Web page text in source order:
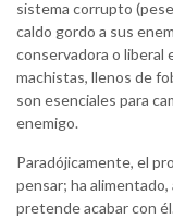
sistema corrupto
caldo gordo a sus
conservadora o liberal
machistas, llenos de
son esenciales para
enemigo.
Paradójicamente, el
pensar; ha
pretende acabar con